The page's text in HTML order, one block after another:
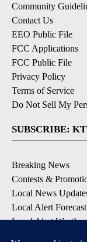
Community
Contact Us
EEO Public File
FCC Applications
FCC Public File
Privacy Policy
Terms of Service
Do Not Sell My
SUBSCRIBE:
Breaking News
Contests &
Local News
Local Alert Forecast
Local Alert